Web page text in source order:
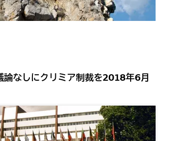
なしにクリミア制裁を2018年6月